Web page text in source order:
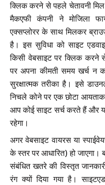
क्लिक करने से पहले चेतावनी
मैकएफी कंपनी ने मोजिला
एक्सप्लोरर के साथ मिलकर
है। इस सुविधा को साइट
किसी वेबसाइट पर क्लिक
पर अपना कीमती समय खर्च न
सुरक्षात्मक तरीका है। इसे
निचले कोने पर एक छोटा
आप कोई साइट सर्च करते हैं और
रहेगा।
अगर वेबसाइट वायरस या
के स्तर पर आधारित) हो
संबंधित खतरे की विस्तृत
रंग क्यों दिया गया है।